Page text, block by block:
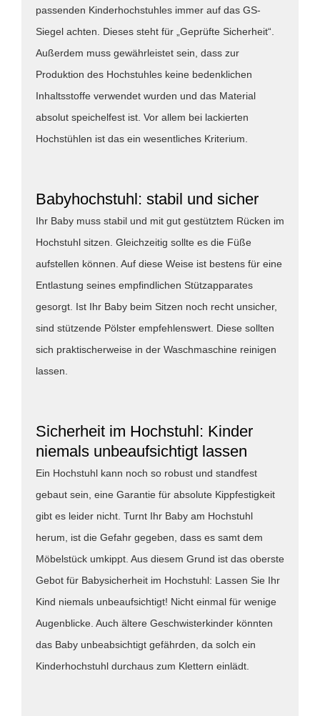
passenden Kinderhochstuhles immer auf das GS-
Siegel achten. Dieses steht für „Geprüfte Sicherheit“.
Außerdem muss gewährleistet sein, dass zur
Produktion des Hochstuhles keine bedenklichen
Inhaltsstoffe verwendet wurden und das Material
absolut speichelfest ist. Vor allem bei lackierten
Hochstühlen ist das ein wesentliches Kriterium.
Babyhochstuhl: stabil und sicher
Ihr Baby muss stabil und mit gut gestütztem Rücken im
Hochstuhl sitzen. Gleichzeitig sollte es die Füße
aufstellen können. Auf diese Weise ist bestens für eine
Entlastung seines empfindlichen Stützapparates
gesorgt. Ist Ihr Baby beim Sitzen noch recht unsicher,
sind stützende Pölster empfehlenswert. Diese sollten
sich praktischerweise in der Waschmaschine reinigen
lassen.
Sicherheit im Hochstuhl: Kinder
niemals unbeaufsichtigt lassen
Ein Hochstuhl kann noch so robust und standfest
gebaut sein, eine Garantie für absolute Kippfestigkeit
gibt es leider nicht. Turnt Ihr Baby am Hochstuhl
herum, ist die Gefahr gegeben, dass es samt dem
Möbelstück umkippt. Aus diesem Grund ist das oberste
Gebot für Babysicherheit im Hochstuhl: Lassen Sie Ihr
Kind niemals unbeaufsichtigt! Nicht einmal für wenige
Augenblicke. Auch ältere Geschwisterkinder könnten
das Baby unbeabsichtigt gefährden, da solch ein
Kinderhochstuhl durchaus zum Klettern einlädt.